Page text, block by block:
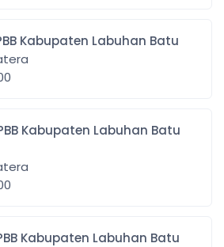
Bayar PBB Kabupaten Labuhan Batu